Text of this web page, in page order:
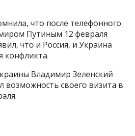
что после телефонного
Путиным 12 февраля
что и Россия, и Украина
конфликта.
Владимир Зеленский
своего визита в